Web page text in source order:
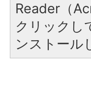
Reader（
クリックし
ンストール